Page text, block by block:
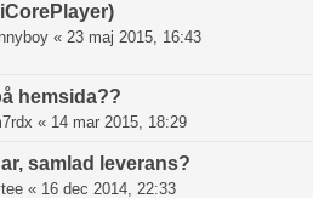
« 23 maj 2015, 16:43
hemsida??
« 14 mar 2015, 18:29
samlad leverans?
« 16 dec 2014, 22:33